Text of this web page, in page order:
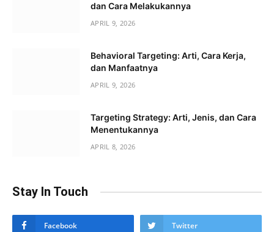
dan Cara Melakukannya
APRIL 9, 2026
Behavioral Targeting: Arti, Cara Kerja,
dan Manfaatnya
APRIL 9, 2026
Targeting Strategy: Arti, Jenis, dan Cara
Menentukannya
APRIL 8, 2026
Stay In Touch
Facebook Twitter